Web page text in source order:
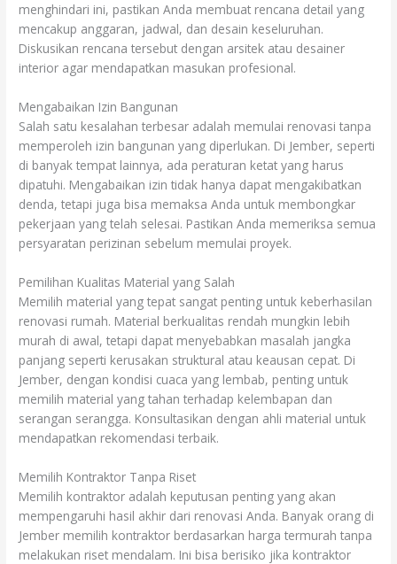
menghindari ini, pastikan Anda membuat rencana detail yang
mencakup anggaran, jadwal, dan desain keseluruhan.
Diskusikan rencana tersebut dengan arsitek atau desainer
interior agar mendapatkan masukan profesional.
Mengabaikan Izin Bangunan
Salah satu kesalahan terbesar adalah memulai renovasi tanpa
memperoleh izin bangunan yang diperlukan. Di Jember, seperti
di banyak tempat lainnya, ada peraturan ketat yang harus
dipatuhi. Mengabaikan izin tidak hanya dapat mengakibatkan
denda, tetapi juga bisa memaksa Anda untuk membongkar
pekerjaan yang telah selesai. Pastikan Anda memeriksa semua
persyaratan perizinan sebelum memulai proyek.
Pemilihan Kualitas Material yang Salah
Memilih material yang tepat sangat penting untuk keberhasilan
renovasi rumah. Material berkualitas rendah mungkin lebih
murah di awal, tetapi dapat menyebabkan masalah jangka
panjang seperti kerusakan struktural atau keausan cepat. Di
Jember, dengan kondisi cuaca yang lembab, penting untuk
memilih material yang tahan terhadap kelembapan dan
serangan serangga. Konsultasikan dengan ahli material untuk
mendapatkan rekomendasi terbaik.
Memilih Kontraktor Tanpa Riset
Memilih kontraktor adalah keputusan penting yang akan
mempengaruhi hasil akhir dari renovasi Anda. Banyak orang di
Jember memilih kontraktor berdasarkan harga termurah tanpa
melakukan riset mendalam. Ini bisa berisiko jika kontraktor